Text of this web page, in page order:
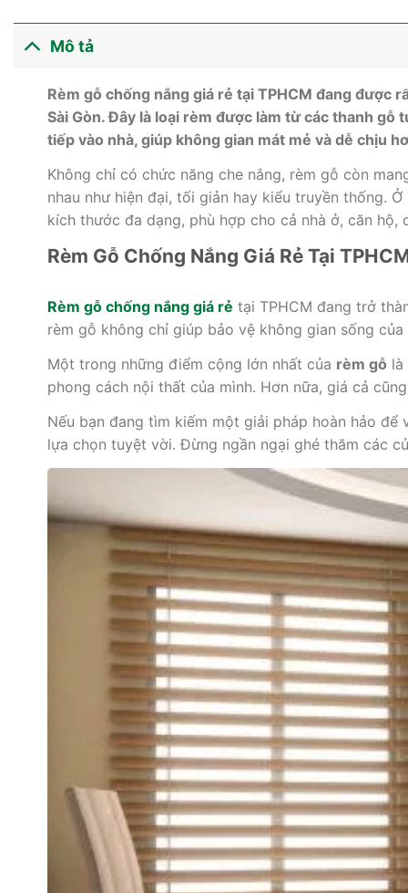
Mô tả
Rèm gỗ chống nắng giá rẻ tại TPHCM đang được
Sài Gòn. Đây là loại rèm được làm từ các thanh
tiếp vào nhà, giúp không gian mát mẻ và dễ chịu
Không chỉ có chức năng che nắng, rèm gỗ còn
nhau như hiện đại, tối giản hay kiểu truyền thống.
kích thước đa dạng, phù hợp cho cả nhà ở, căn hộ,
Rèm Gỗ Chống Nắng Giá Rẻ Tại
Rèm gỗ chống nắng giá rẻ tại TPHCM đang trở
rèm gỗ không chỉ giúp bảo vệ không gian sống
Một trong những điểm cộng lớn nhất của rèm gỗ là
phong cách nội thất của mình. Hơn nữa, giá cả
Nếu bạn đang tìm kiếm một giải pháp hoàn hảo
lựa chọn tuyệt vời. Đừng ngần ngại ghé thăm các